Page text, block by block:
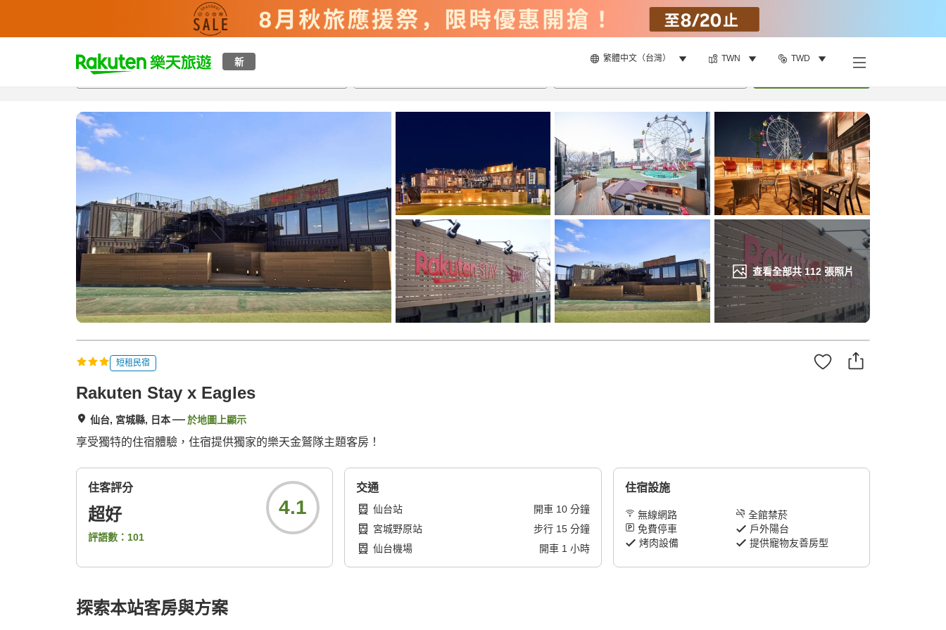
新 繁體中文（台灣） TWN TWD
t
p
a
g
e
s
r
c
h
查看全部共112張照片
總覽客房與方案評語設施
短租民宿
Rakuten Stay x Eagles
仙台, 宮城縣, 日本 於地圖上顯示
享受獨特的住宿體驗，住宿提供獨家的樂天金鷲隊主題客房！
住客評分
超好
評語數： 101
4.1
交通
仙台站 開車 10分鐘
宮城野原站
步行 15分鐘
仙台機場
開車 1 小時
住宿設施
無線網路
全館禁菸
免費停車
戶外陽台
烤肉設備
提供寵物友善房型
探索本站客房與方案